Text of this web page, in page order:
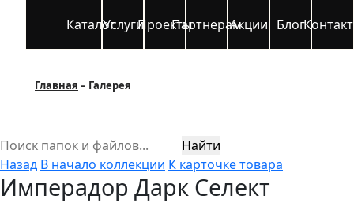
КаталогУслугиПроектыПартнерамАкции Блог
Главная Галерея
Найти
Назад В начало коллекции К карточке товара
Имперадор Дарк Селект